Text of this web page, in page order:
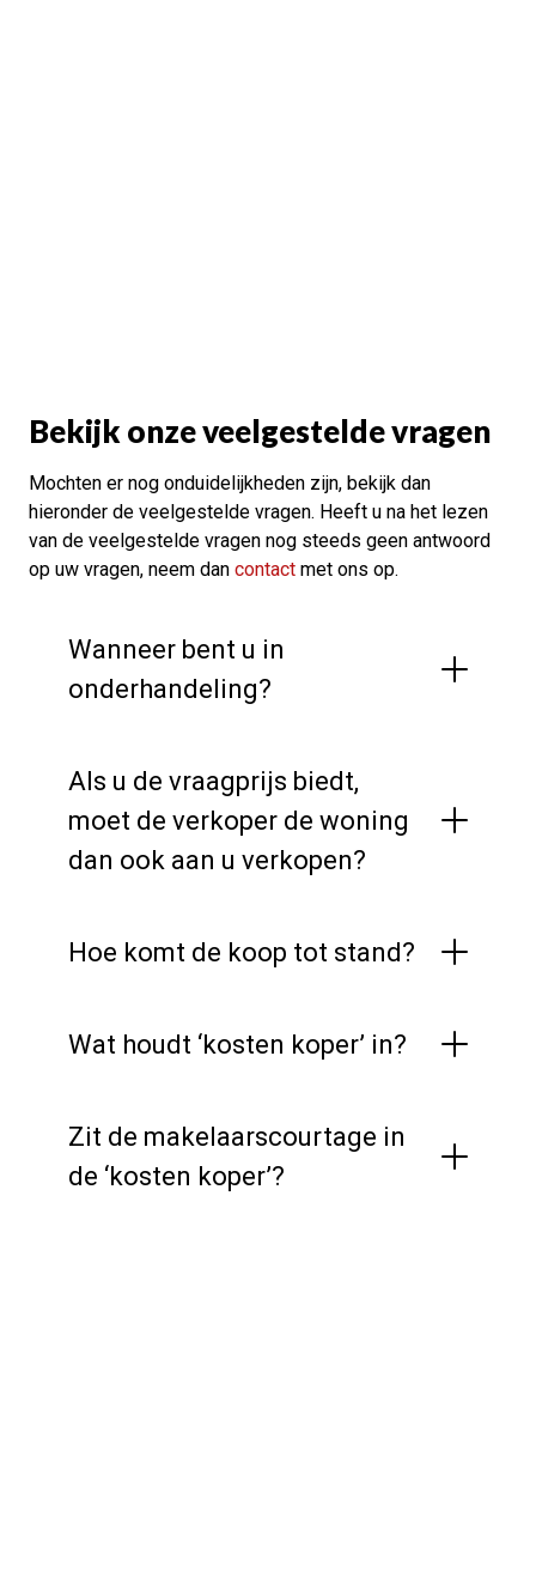
Bekijk onze veelgestelde vragen
Mochten er nog onduidelijkheden zijn, bekijk dan
hieronder de veelgestelde vragen. Heeft u na het lezen
van de veelgestelde vragen nog steeds geen antwoord
op uw vragen, neem dan contact met ons op.
Wanneer bent u in
onderhandeling?
Als u de vraagprijs biedt,
moet de verkoper de woning
dan ook aan u verkopen?
Hoe komt de koop tot stand?
Wat houdt ‘kosten koper’ in?
Zit de makelaarscourtage in
de ‘kosten koper’?